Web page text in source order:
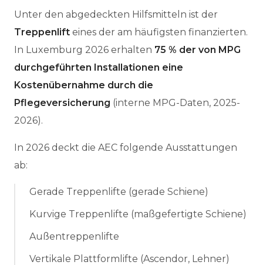
Unter den abgedeckten Hilfsmitteln ist der
Treppenlift eines der am häufigsten finanzierten.
In Luxemburg 2026 erhalten 75 % der von MPG
durchgeführten Installationen eine
Kostenübernahme durch die
Pflegeversicherung (interne MPG-Daten, 2025-
2026).
In 2026 deckt die AEC folgende Ausstattungen
ab:
Gerade Treppenlifte (gerade Schiene)
Kurvige Treppenlifte (maßgefertigte Schiene)
Außentreppenlifte
Vertikale Plattformlifte (Ascendor, Lehner)